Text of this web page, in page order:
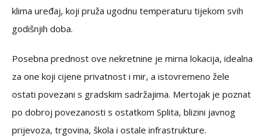
klima uređaj, koji pruža ugodnu temperaturu tijekom svih
godišnjih doba.
Posebna prednost ove nekretnine je mirna lokacija, idealna
za one koji cijene privatnost i mir, a istovremeno žele
ostati povezani s gradskim sadržajima. Mertojak je poznat
po dobroj povezanosti s ostatkom Splita, blizini javnog
prijevoza, trgovina, škola i ostale infrastrukture.